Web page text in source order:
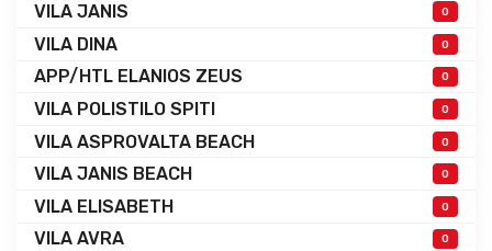
VILA JANIS 0
VILA DINA 0
APP/HTL ELANIOS ZEUS 0
VILA POLISTILO SPITI 0
VILA ASPROVALTA BEACH 0
VILA JANIS BEACH 0
VILA ELISABETH 0
VILA AVRA 0